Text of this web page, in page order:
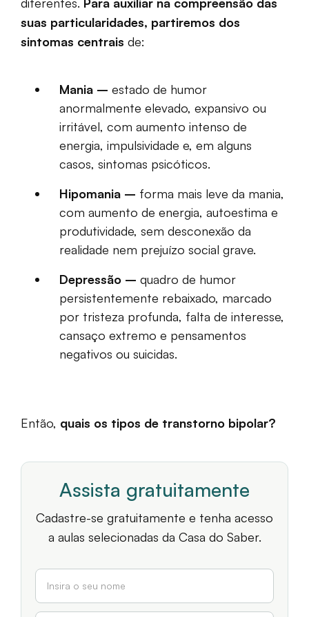
suas particularidades, partiremos dos
sintomas centrais de:
Mania – estado de humor
anormalmente elevado, expansivo ou
irritável, com aumento intenso de
energia, impulsividade e, em alguns
casos, sintomas psicóticos.
Hipomania – forma mais leve da mania,
com aumento de energia, autoestima e
produtividade, sem desconexão da
realidade nem prejuízo social grave.
Depressão – quadro de humor
persistentemente rebaixado, marcado
por tristeza profunda, falta de interesse,
cansaço extremo e pensamentos
negativos ou suicidas.
Então, quais os tipos de transtorno bipolar?
Assista gratuitamente
Cadastre-se gratuitamente e tenha acesso
a aulas selecionadas da Casa do Saber.